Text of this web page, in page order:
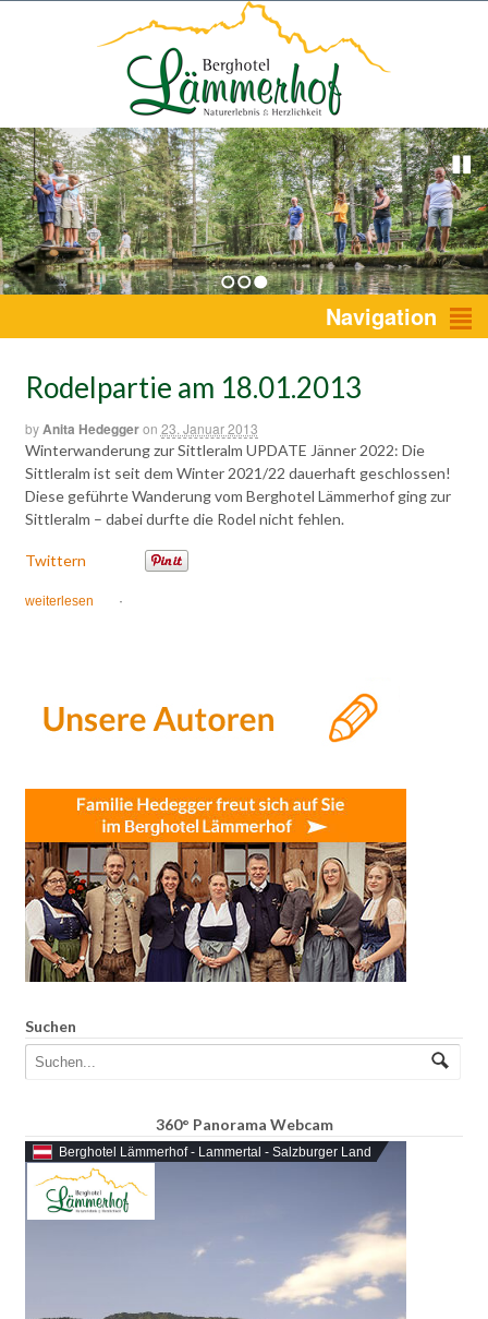
1 2 3 Navigation
Rodelpartie am 18.01.2013
byAnita Hedeggeron 23. Januar 2013
Winterwanderung zur Sittleralm UPDATE Jänner 2022: Die
Sittleralm ist seit dem Winter 2021/22 dauerhaft geschlossen!
Diese geführte Wanderung vom Berghotel Lämmerhof ging zur
Sittleralm – dabei durfte die Rodel nicht fehlen.
Twittern
weiterlesen ·
Suchen
360° Panorama Webcam
Berghotel Lämmerhof - Lammertal - Salzburger Land